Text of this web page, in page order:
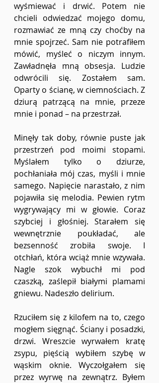
wyśmiewać i drwić. Potem nie
chcieli odwiedzać mojego domu,
rozmawiać ze mną czy choćby na
mnie spojrzeć. Sam nie potrafiłem
mówić, myśleć o niczym innym.
Zawładnęła mną obsesja. Ludzie
odwrócili się. Zostałem sam.
Oparty o ścianę, w ciemnościach. Z
dziurą patrzącą na mnie, przeze
mnie i ponad – na przestrzał.
Minęły tak doby, równie puste jak
przestrzeń pod moimi stopami.
Myślałem tylko o dziurze,
pochłaniała mój czas, myśli i mnie
samego. Napięcie narastało, z nim
pojawiła się melodia. Pewien rytm
wygrywający mi w głowie. Coraz
szybciej i głośniej. Starałem się
wewnętrznie poukładać, ale
bezsenność zrobiła swoje. I
otchłań, która wciąż mnie wzywała.
Nagle szok wybuchł mi pod
czaszką, zaślepił białymi plamami
gniewu. Nadeszło delirium.
Rzuciłem się z kilofem na to, czego
mogłem sięgnąć. Ściany i posadzki,
drzwi. Wreszcie wyrwałem kratę
zsypu, pięścią wybiłem szybę w
wąskim oknie. Wyczołgałem się
przez wyrwę na zewnątrz. Byłem